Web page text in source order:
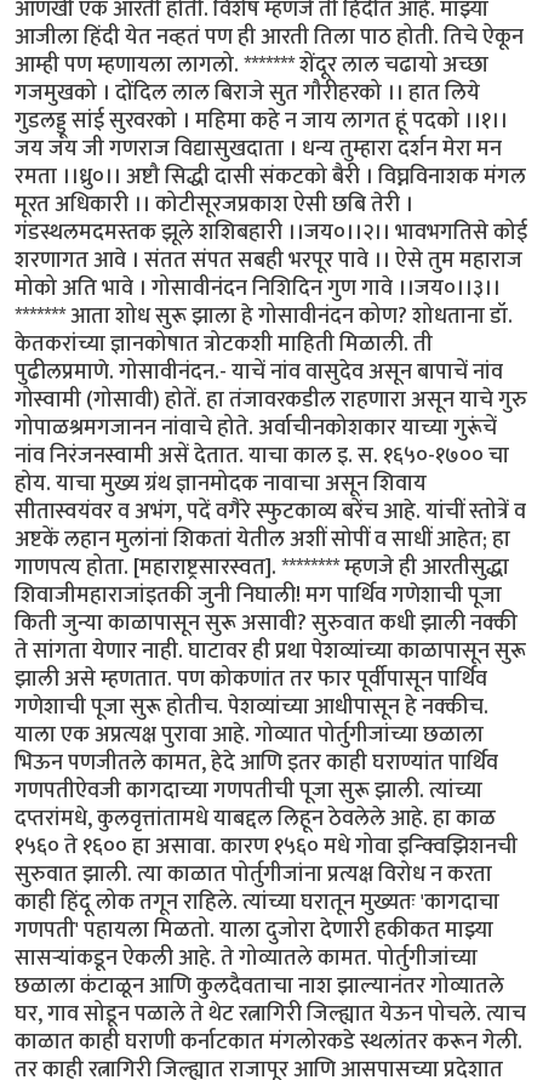
आणखी एक आरती होती. विशेष म्हणजे ती हिंदीत आहे. माझ्या
आजीला हिंदी येत नव्हतं पण ही आरती तिला पाठ होती. तिचे ऐकून
आम्ही पण म्हणायला लागलो. ******* शेंदूर लाल चढायो अच्छा
गजमुखको । दोंदिल लाल बिराजे सुत गौरीहरको ।। हात लिये
गुडलड्डू सांई सुरवरको । महिमा कहे न जाय लागत हूं पदको ।।१।।
जय जय जी गणराज विद्यासुखदाता । धन्य तुम्हारा दर्शन मेरा मन
रमता ।।ध्रु०।। अष्टौ सिद्धी दासी संकटको बैरी । विघ्नविनाशक मंगल
मूरत अधिकारी ।। कोटीसूरजप्रकाश ऐसी छबि तेरी ।
गंडस्थलमदमस्तक झूले शशिबहारी ।।जय०।।२।। भावभगतिसे कोई
शरणागत आवे । संतत संपत सबही भरपूर पावे ।। ऐसे तुम महाराज
मोको अति भावे । गोसावीनंदन निशिदिन गुण गावे ।।जय०।।३।।
******* आता शोध सुरू झाला हे गोसावीनंदन कोण? शोधताना डॉ.
केतकरांच्या ज्ञानकोषात त्रोटकशी माहिती मिळाली. ती
पुढीलप्रमाणे. गोसावीनंदन.- याचें नांव वासुदेव असून बापाचें नांव
गोस्वामी (गोसावी) होतें. हा तंजावरकडील राहणारा असून याचे गुरु
गोपाळश्रमगजानन नांवाचे होते. अर्वाचीनकोशकार याच्या गुरूंचें
नांव निरंजनस्वामी असें देतात. याचा काल इ. स. १६५०-१७०० चा
होय. याचा मुख्य ग्रंथ ज्ञानमोदक नावाचा असून शिवाय
सीतास्वयंवर व अभंग, पदें वगैरे स्फुटकाव्य बरेंच आहे. यांचीं स्तोत्रें व
अष्टकें लहान मुलांनां शिकतां येतील अशीं सोपीं व साधीं आहेत; हा
गाणपत्य होता. [महाराष्ट्रसारस्वत]. ******** म्हणजे ही आरतीसुद्धा
शिवाजीमहाराजांइतकी जुनी निघाली! मग पार्थिव गणेशाची पूजा
किती जुन्या काळापासून सुरू असावी? सुरुवात कधी झाली नक्की
ते सांगता येणार नाही. घाटावर ही प्रथा पेशव्यांच्या काळापासून सुरू
झाली असे म्हणतात. पण कोकणांत तर फार पूर्वीपासून पार्थिव
गणेशाची पूजा सुरू होतीच. पेशव्यांच्या आधीपासून हे नक्कीच.
याला एक अप्रत्यक्ष पुरावा आहे. गोव्यात पोर्तुगीजांच्या छळाला
भिऊन पणजीतले कामत, हेदे आणि इतर काही घराण्यांत पार्थिव
गणपतीऐवजी कागदाच्या गणपतीची पूजा सुरू झाली. त्यांच्या
दप्तरांमधे, कुलवृत्तांतामधे याबद्दल लिहून ठेवलेले आहे. हा काळ
१५६० ते १६०० हा असावा. कारण १५६० मधे गोवा इन्क्विझिशनची
सुरुवात झाली. त्या काळात पोर्तुगीजांना प्रत्यक्ष विरोध न करता
काही हिंदू लोक तगून राहिले. त्यांच्या घरातून मुख्यतः 'कागदाचा
गणपती' पहायला मिळतो. याला दुजोरा देणारी हकीकत माझ्या
सासर्‍यांकडून ऐकली आहे. ते गोव्यातले कामत. पोर्तुगीजांच्या
छळाला कंटाळून आणि कुलदैवताचा नाश झाल्यानंतर गोव्यातले
घर, गाव सोडून पळाले ते थेट रत्नागिरी जिल्ह्यात येऊन पोचले. त्याच
काळात काही घराणी कर्नाटकात मंगलोरकडे स्थलांतर करून गेली.
तर काही रत्नागिरी जिल्ह्यात राजापूर आणि आसपासच्या प्रदेशात